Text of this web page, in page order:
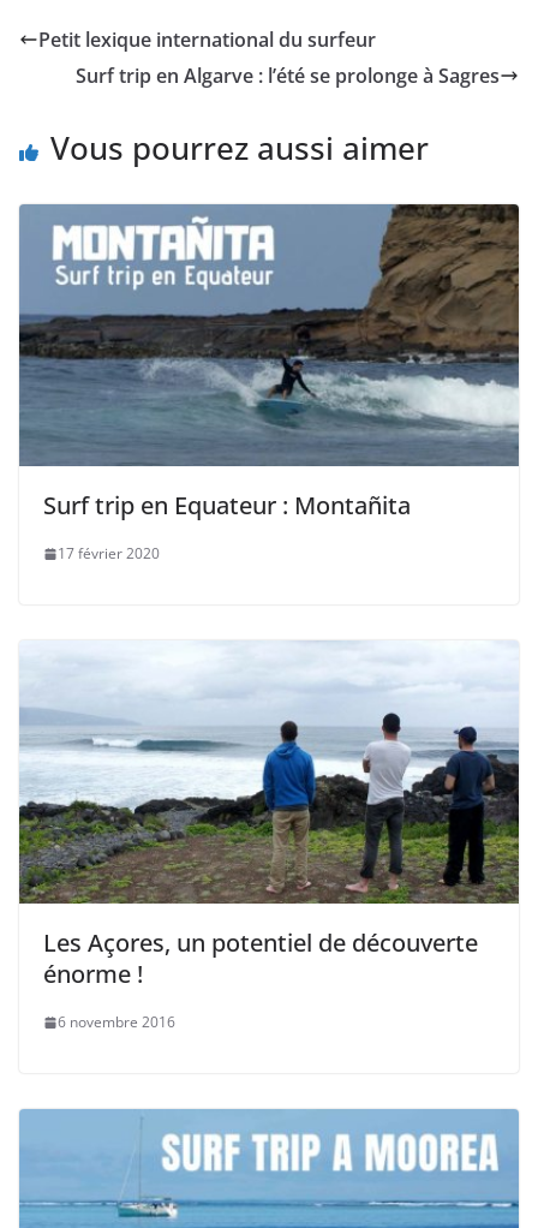
Petit lexique international du surfeur
Surf trip en Algarve : l’été se prolonge à Sagres
Vous pourrez aussi aimer
Surf trip en Equateur : Montañita
17 février 2020
Les Açores, un potentiel de découverte
énorme !
6 novembre 2016